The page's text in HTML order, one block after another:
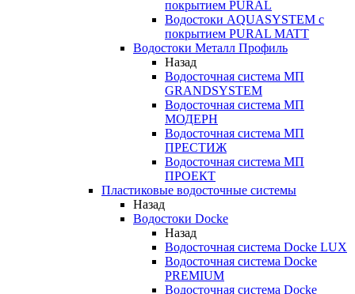
покрытием PURAL
Водостоки AQUASYSTEM с
покрытием PURAL MATT
Водостоки Металл Профиль
Назад
Водосточная система МП
GRANDSYSTEM
Водосточная система МП
МОДЕРН
Водосточная система МП
ПРЕСТИЖ
Водосточная система МП
ПРОЕКТ
Пластиковые водосточные системы
Назад
Водостоки Docke
Назад
Водосточная система Docke LUX
Водосточная система Docke
PREMIUM
Водосточная система Docke